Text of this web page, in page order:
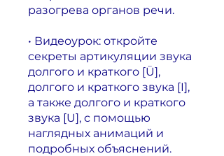
разогрева органов речи.
• Видеоурок: откройте
секреты артикуляции звука
долгого и краткого [Ü],
долгого и краткого звука [I],
а также долгого и краткого
звука [U], с помощью
наглядных анимаций и
подробных объяснений.